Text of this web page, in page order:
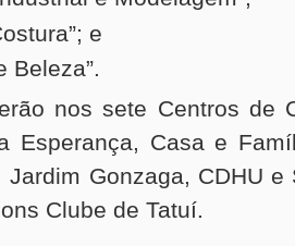
e
Beleza”.
nos sete Centros de
Esperança, Casa e
Jardim Gonzaga, CDHU e
Clube de Tatuí.